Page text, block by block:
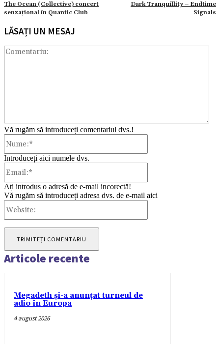
The Ocean (Collective) concert
senzațional în Quantic Club
Dark Tranquillity – Endtime
Signals
LĂSAȚI UN MESAJ
Vă rugăm să introduceți comentariul dvs.!
Introduceți aici numele dvs.
Ați introdus o adresă de e-mail incorectă!
Vă rugăm să introduceți adresa dvs. de e-mail aici
Articole recente
Megadeth și-a anunțat turneul de
adio în Europa
4 august 2026